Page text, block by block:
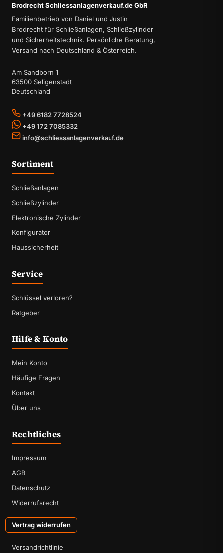
Brodrecht Schliessanlagenverkauf.de GbR
Familienbetrieb von Daniel und Justin
Brodrecht für Schließanlagen, Schließzylinder
und Sicherheitstechnik. Persönliche Beratung,
Versand nach Deutschland & Österreich.
Am Sandborn 1
63500 Seligenstadt
Deutschland
+49 6182 7728524
+49 172 7085332
info@schliessanlagenverkauf.de
Sortiment
Schließanlagen
Schließzylinder
Elektronische Zylinder
Konfigurator
Haussicherheit
Service
Schlüssel verloren?
Ratgeber
Hilfe & Konto
Mein Konto
Häufige Fragen
Kontakt
Über uns
Rechtliches
Impressum
AGB
Datenschutz
Widerrufsrecht
Vertrag widerrufen
Versandrichtlinie